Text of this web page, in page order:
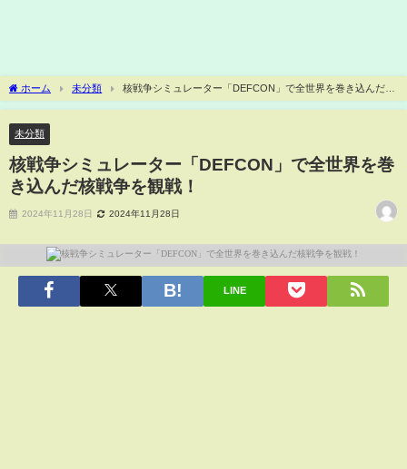
ホーム 未分類
核戦争シミュレーター「DEFCON」で全世界を巻き込んだ核
戦争を観戦！
未分類
核戦争シミュレーター「DEFCON」で全世界を巻
き込んだ核戦争を観戦！
2024年11月28日 2024年11月28日
LINE